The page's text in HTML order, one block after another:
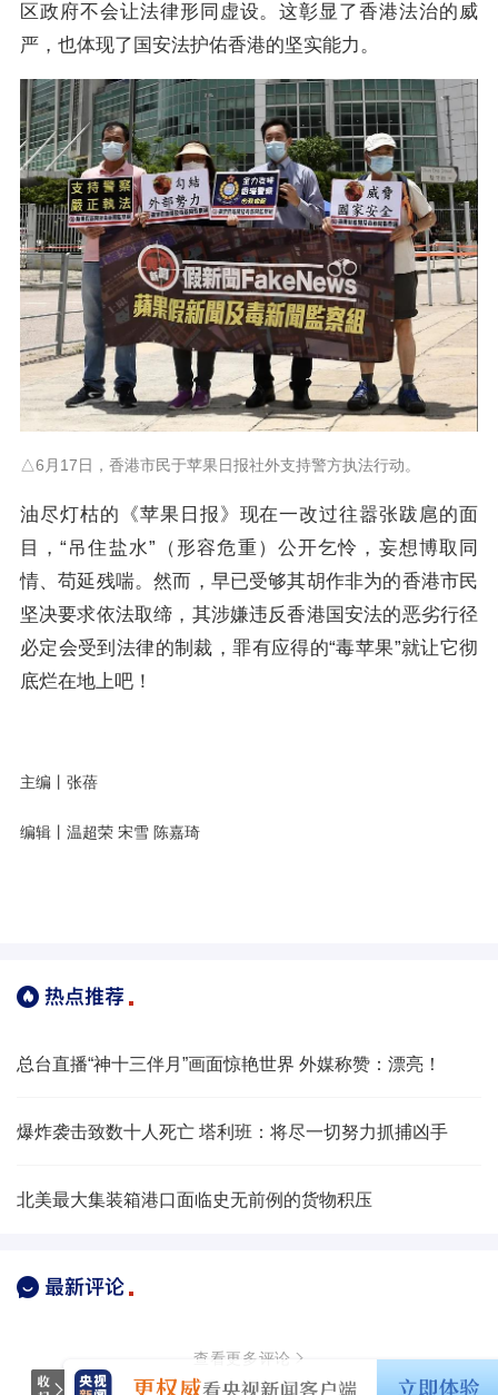
区政府不会让法律形同虚设。这彰显了香港法治的威
严，也体现了国安法护佑香港的坚实能力。
△6月17日，香港市民于苹果日报社外支持警方执法行动。
油尽灯枯的《苹果日报》现在一改过往嚣张跋扈的面
目，“吊住盐水”（形容危重）公开乞怜，妄想博取同
情、苟延残喘。然而，早已受够其胡作非为的香港市民
坚决要求依法取缔，其涉嫌违反香港国安法的恶劣行径
必定会受到法律的制裁，罪有应得的“毒苹果”就让它彻
底烂在地上吧！
主编丨张蓓
编辑丨温超荣 宋雪 陈嘉琦
总台直播“神十三伴月”画面惊艳世界 外媒称赞：漂亮！
爆炸袭击致数十人死亡 塔利班：将尽一切努力抓捕凶手
北美最大集装箱港口面临史无前例的货物积压
查看更多评论